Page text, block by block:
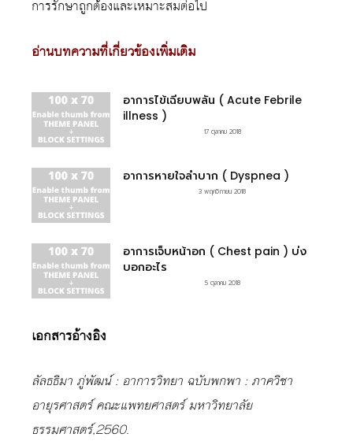
การรักษาถูกต้องและเหมาะสมต่อไป
อ่านบทความที่เกี่ยวข้องเพิ่มเติม
อาการไข้เฉียบพลัน ( Acute Febrile
illness )
17 ตุลาคม 2018
อาการหายใจลำบาก ( Dyspnea )
3 พฤศจิกายน 2018
อาการเจ็บหน้าอก ( Chest pain ) บ่ง
บอกอะไร
5 ตุลาคม 2018
เอกสารอ้างอิง
ลัลธธิมา ภู่พัฒน์ : อาการวิทยา ฉบับพกพา : ภาควิชา
อายุรศาสตร์ คณะแพทยศาสตร์ มหาวิทยาลัย
ธรรมศาสตร์,2560.